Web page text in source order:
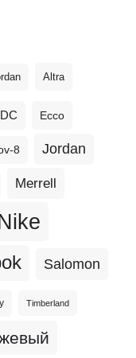
Altra
DC Ecco
8 Jordan
Merrell
Salomon
Timberland